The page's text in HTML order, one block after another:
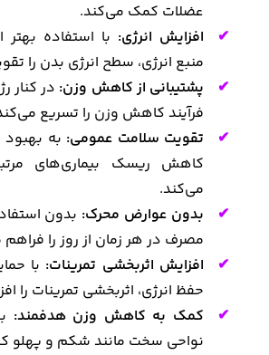
عضلات کمک می‌کند.
افزایش انرژی: با استفاده بهتر
منبع انرژی، سطح انرژی بدن را
پشتیبانی از کاهش وزن: در کنار
فرآیند کاهش وزن را تسریع
تقویت سلامت عمومی: به
کاهش ریسک بیماری‌های
می‌کند.
بدون عوارض محرک: بدون
مصرف در هر زمان از روز را
افزایش اثربخشی تمرینات: با
حفظ انرژی، اثربخشی تمرینات را
کمک به کاهش وزن هدفمند:
نواحی سخت مانند شکم و پهلو